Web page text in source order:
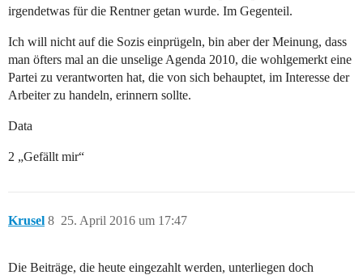
irgendetwas für die Rentner getan wurde. Im Gegenteil.
Ich will nicht auf die Sozis einprügeln, bin aber der Meinung, dass
man öfters mal an die unselige Agenda 2010, die wohlgemerkt eine
Partei zu verantworten hat, die von sich behauptet, im Interesse der
Arbeiter zu handeln, erinnern sollte.
Data
2 „Gefällt mir“
Krusel 25. April 2016 um 17:47
8
Die Beiträge, die heute eingezahlt werden, unterliegen doch